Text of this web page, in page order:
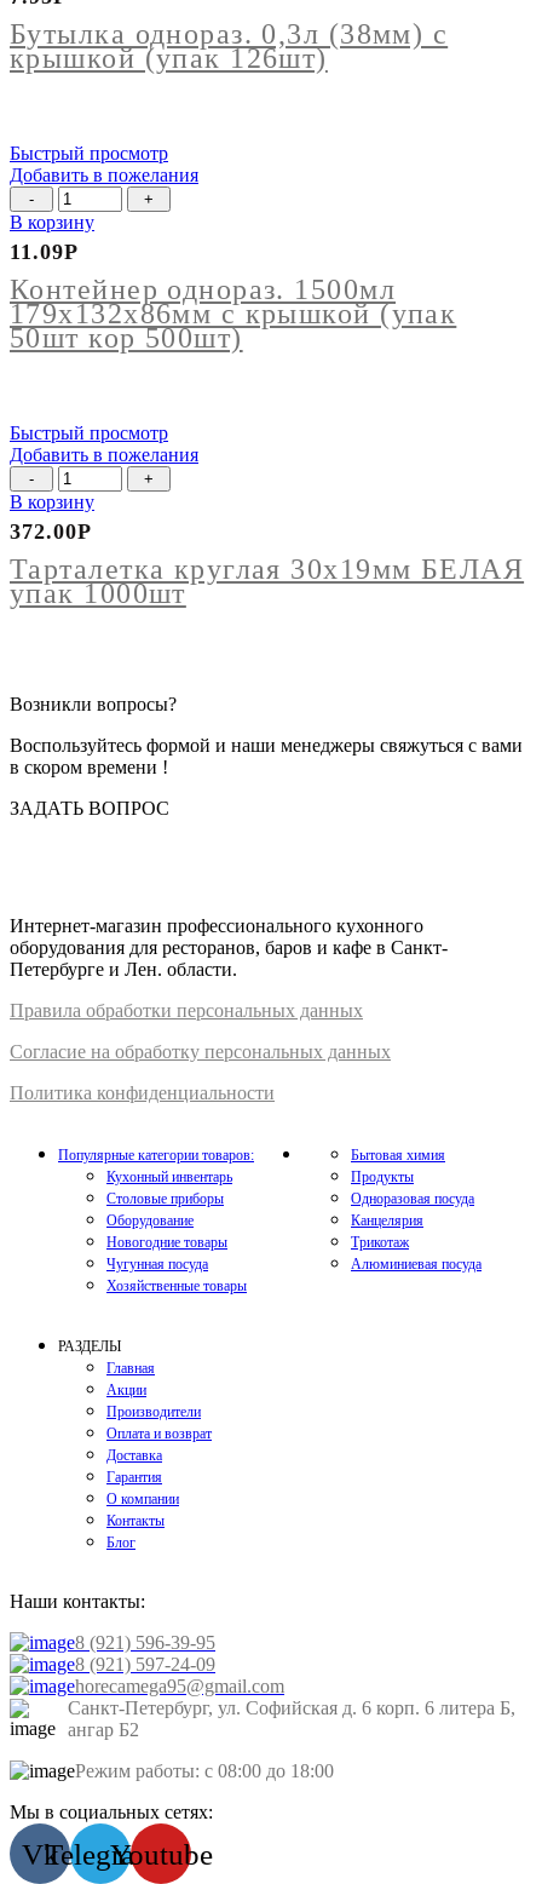
однораз.
0,3л
(38мм)
с
Бутылка однораз. 0,3л (38мм) с
крышкой (упак 126шт)
Быстрый просмотр
Добавить в пожелания
Количество
товара
Контейнер
однораз.
1500мл
179х132х86мм
с
крышкой
500шт)
В корзину
Контейнер однораз. 1500мл
179х132х86мм с крышкой (упак
50шт кор 500шт)
11.09Р
Быстрый просмотр
Добавить в пожелания
Количество
товара
Тарталетка
круглая
30х19мм
БЕЛАЯ
упак
В корзину
Тарталетка круглая 30х19мм БЕЛАЯ
упак 1000шт
372.00Р
Возникли вопросы?
Воспользуйтесь формой и наши менеджеры свяжуться с вами
в скором времени !
ЗАДАТЬ ВОПРОС
Интернет-магазин профессионального кухонного
оборудования для ресторанов, баров и кафе в Санкт-
Петербурге и Лен. области.
Правила обработки персональных данных
Согласие на обработку персональных данных
Политика конфиденциальности
Популярные категории товаров:
Кухонный инвентарь
Столовые приборы
Оборудование
Новогодние товары
Чугунная посуда
Хозяйственные товары
Бытовая химия
Продукты
Одноразовая посуда
Канцелярия
Трикотаж
Алюминиевая посуда
РАЗДЕЛЫ
Главная
Акции
Производители
Оплата и возврат
Доставка
Гарантия
О компании
Контакты
Блог
Наши контакты:
8 (921) 596-39-95
8 (921) 597-24-09
horecamega95@gmail.com
Санкт-Петербург, ул. Софийская д. 6 корп. 6 литера Б,
ангар Б2
Режим работы: с 08:00 до 18:00
Мы в социальных сетях:
VkTelegramYoutube